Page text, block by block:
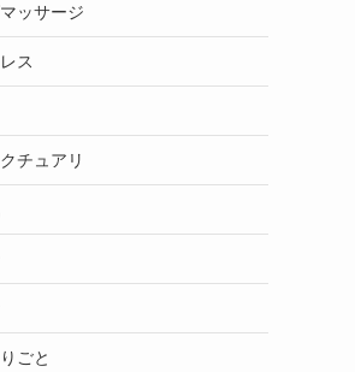
ッサージ
ス
チュアリ
ごと